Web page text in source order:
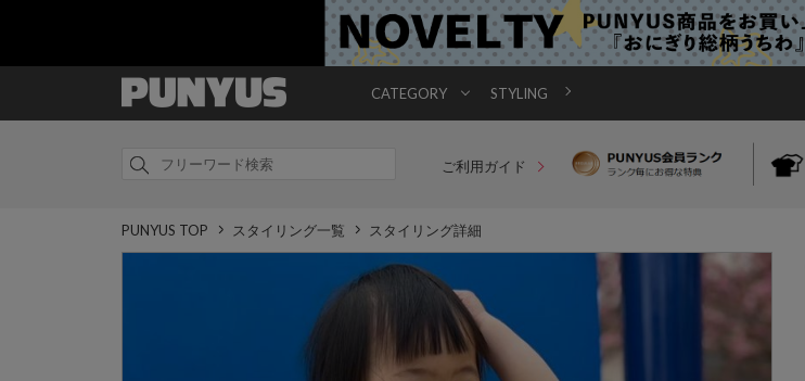
CATEGORY STYLING
ご利用ガイド
PUNYUS TOP スタイリング一覧 スタイリング詳細